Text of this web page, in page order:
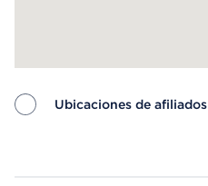
Ubicaciones de afiliados